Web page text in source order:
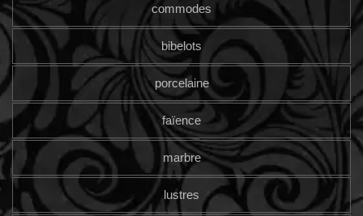
commodes
bibelots
porcelaine
faïence
marbre
lustres